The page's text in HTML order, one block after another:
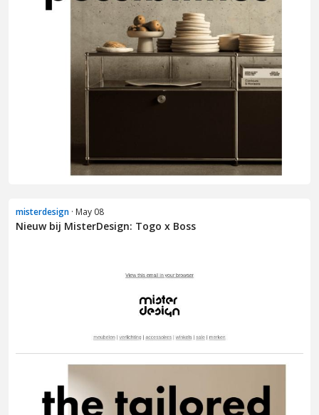
misterdesign · May 08
Nieuw bij MisterDesign: Togo x Boss